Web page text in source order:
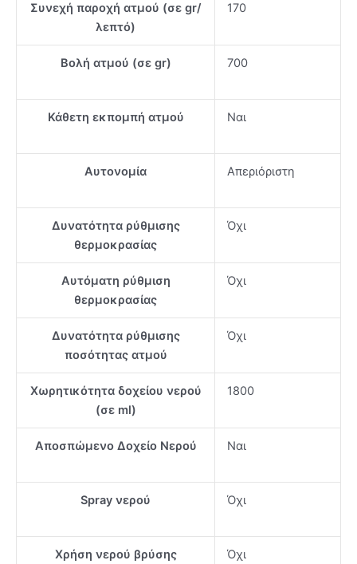
Συνεχή παροχή ατμού (σε gr/
λεπτό)
170
Βολή ατμού (σε gr) 700
Κάθετη εκπομπή ατμού Ναι
Αυτονομία Απεριόριστη
Δυνατότητα ρύθμισης
θερμοκρασίας
Όχι
Αυτόματη ρύθμιση
θερμοκρασίας
Όχι
Δυνατότητα ρύθμισης
ποσότητας ατμού
Όχι
Χωρητικότητα δοχείου νερού
(σε ml)
1800
Αποσπώμενο Δοχείο Νερού Ναι
Spray νερού Όχι
Χρήση νερού βρύσης Όχι